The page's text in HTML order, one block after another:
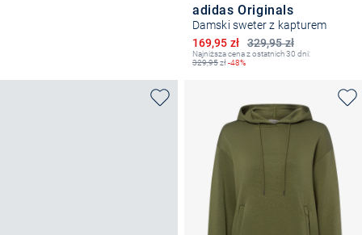
adidas Originals
Damski sweter z kapturem
329,95 zł
Obniżona cena
169,95 zł
Najniższa cena z ostatnich 30 dni:
329,95zł-48%